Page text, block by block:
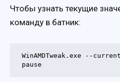
Чтобы узнать текущие
команду в батник:
WinAMDTweak.exe --current
pause